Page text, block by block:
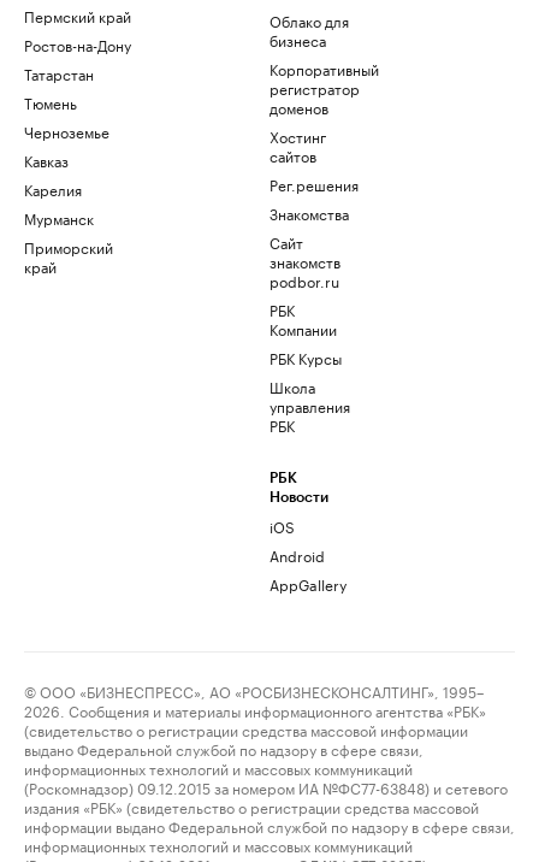
Пермский край
Ростов-на-Дону
Татарстан
Тюмень
Черноземье
Кавказ
Карелия
Мурманск
Приморский
край
Облако для
бизнеса
Корпоративный
регистратор
доменов
Хостинг
сайтов
Рег.решения
Знакомства
Сайт
знакомств
podbor.ru
РБК
Компании
РБК Курсы
Школа
управления
РБК
РБК
Новости
iOS
Android
AppGallery
© ООО «БИЗНЕСПРЕСС», АО «РОСБИЗНЕСКОНСАЛТИНГ», 1995–
2026. Сообщения и материалы информационного агентства «РБК»
(свидетельство о регистрации средства массовой информации
выдано Федеральной службой по надзору в сфере связи,
информационных технологий и массовых коммуникаций
(Роскомнадзор) 09.12.2015 за номером ИА №ФС77-63848) и сетевого
издания «РБК» (свидетельство о регистрации средства массовой
информации выдано Федеральной службой по надзору в сфере связи,
информационных технологий и массовых коммуникаций